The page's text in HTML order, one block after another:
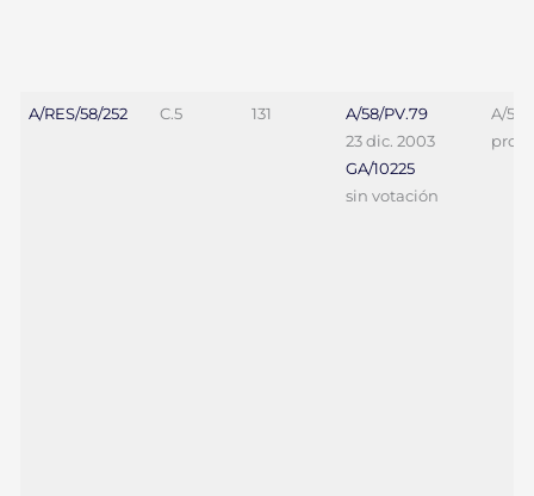
A/RES/58/252 C.5 131
A/58/PV.79
23 dic. 2003
GA/10225
sin votación
A/58/
proy.